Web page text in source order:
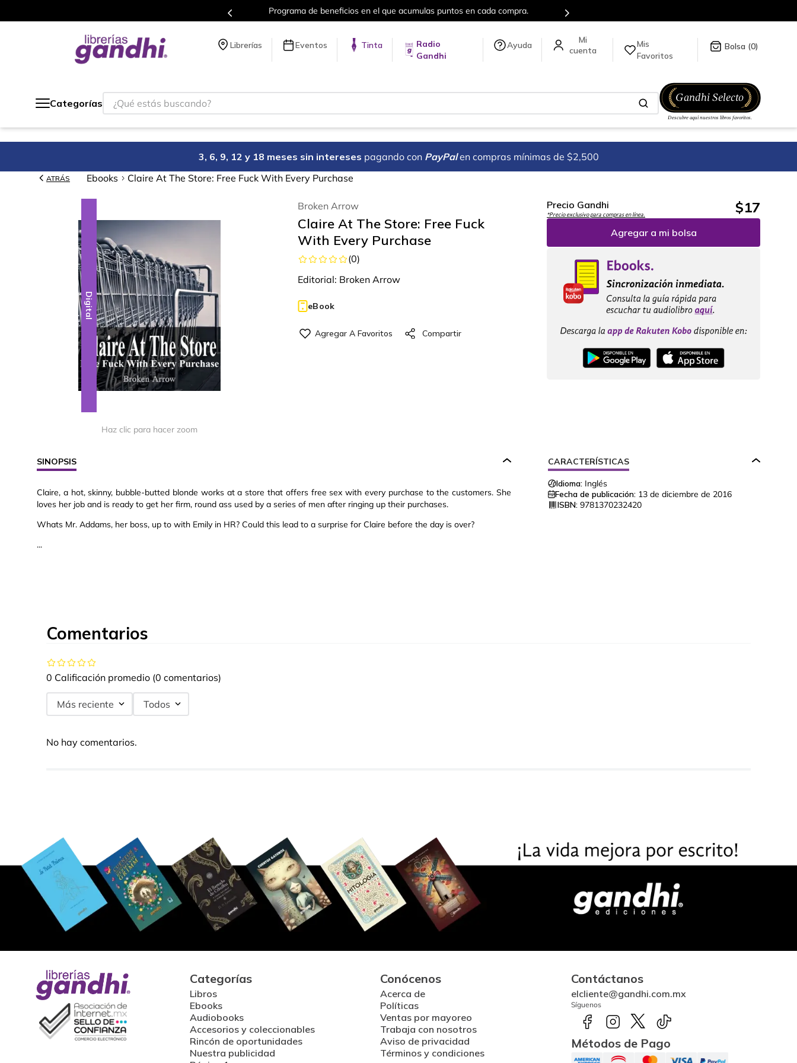
Programa de beneficios en el que acumulas puntos en cada compra. Más de 5 millones de títulos en nuestra tienda en línea.
Librerías Eventos Tinta
Radio
Gandhi
Ayuda
Mis
Favoritos
0
Categorías
¿Qué estás buscando?
3, 6, 9, 12 y 18 meses sin intereses pagando con PayPal en compras mínimas de $2,500
ATRÁS Ebooks Claire At The Store: Free Fuck With Every Purchase
Digital
Haz clic para hacer zoom
Broken Arrow
Claire At The Store: Free Fuck
With Every Purchase
(0)
Editorial: Broken Arrow
eBook
Precio Gandhi
*Precio exclusivo para compras en línea. $17
Agregar a mi bolsa
SINOPSIS
Claire, a hot, skinny, bubble-butted blonde works at a store that offers free sex with every purchase to the customers. She
loves her job and is ready to get her firm, round ass used by a series of men after ringing up their purchases.
Whats Mr. Addams, her boss, up to with Emily in HR? Could this lead to a surprise for Claire before the day is over?
...
CARACTERÍSTICAS
Idioma: Inglés
Fecha de publicación: 13 de diciembre de 2016
ISBN: 9781370232420
Comentarios
0 Calificación promedio (0 comentarios)
Más reciente Todos
No hay comentarios.
Categorías
Libros
Ebooks
Audiobooks
Accesorios y coleccionables
Rincón de oportunidades
Nuestra publicidad
Conócenos
Acerca de
Políticas
Ventas por mayoreo
Trabaja con nosotros
Aviso de privacidad
Términos y condiciones
Contáctanos
elcliente@gandhi.com.mx
Síguenos
Métodos de Pago